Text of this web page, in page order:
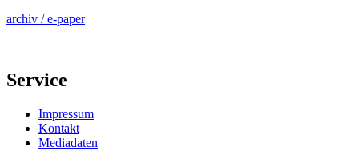
archiv / e-paper
Service
Impressum
Kontakt
Mediadaten